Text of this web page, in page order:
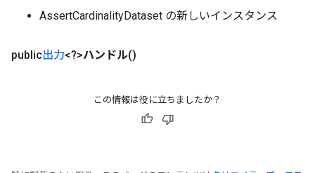
AssertCardinalityDataset の新しいインスタンス
public出力<?>ハンドル()
この情報は役に立ちましたか？